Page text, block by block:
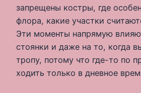
запрещены костры, где
флора, какие участки
Эти моменты напрямую
стоянки и даже на то, когда
тропу, потому что где-то по
ходить только в дневное